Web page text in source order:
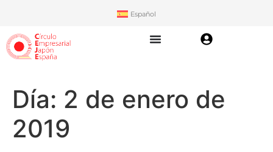
Español
Día: 2 de enero de
2019